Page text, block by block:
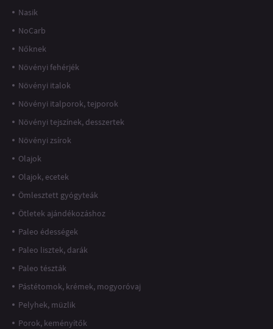
Nasik
NoCarb
Nőknek
Növényi fehérjék
Növényi italok
Növényi italporok, tejporok
Növényi tejszínek, desszertek
Növényi zsírok
Olajok
Olajok, ecetek
Ömlesztett gyógyteák
Ötletek ajándékozáshoz
Paleo édességek
Paleo lisztek, darák
Paleo tészták
Pástétomok, krémek, mogyoróvaj
Pelyhek, müzlik
Porok, keményítők